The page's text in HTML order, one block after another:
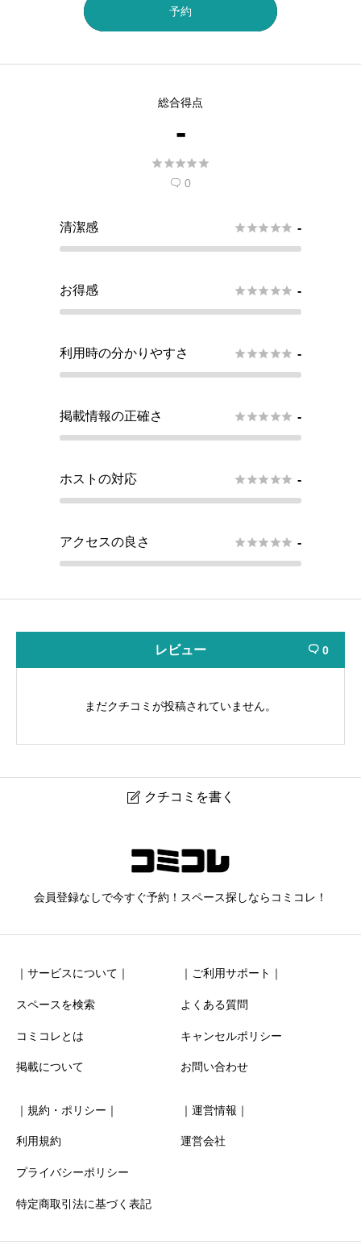
予約
総合得点
-

 0
清潔感  -
お得感  -
利用時の分かりやすさ  -
掲載情報の正確さ  -
ホストの対応  -
アクセスの良さ  -
レビュー  0
まだクチコミが投稿されていません。
 クチコミを書く
ニックネーム 任意
清潔感
お得感
星の数をお選びください
利用時の分かりやすさ 必須
会員登録なしで今すぐ予約！スペース探しならコミコレ！
｜サービスについて｜
スペースを検索
コミコレとは
掲載について
｜ご利用サポート｜
よくある質問
キャンセルポリシー
お問い合わせ
｜規約・ポリシー｜
利用規約
プライバシーポリシー
特定商取引法に基づく表記
｜運営情報｜
運営会社